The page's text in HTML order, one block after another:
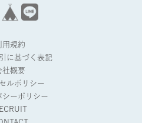
用規約
に基づく表記
社概要
ルポリシー
シーポリシー